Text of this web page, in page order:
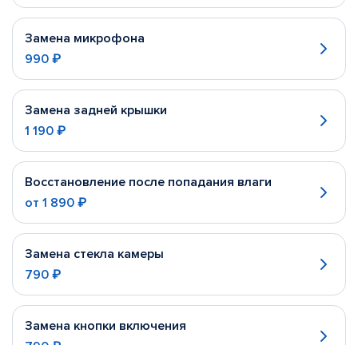
Замена микрофона
990 ₽
Замена задней крышки
1 190 ₽
Восстановление после попадания влаги
от 1 890 ₽
Замена стекла камеры
790 ₽
Замена кнопки включения